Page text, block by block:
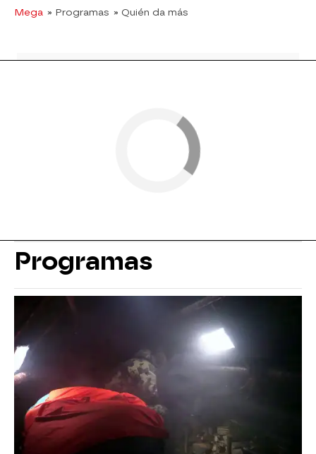
Mega » Programas » Quién da más
Programas